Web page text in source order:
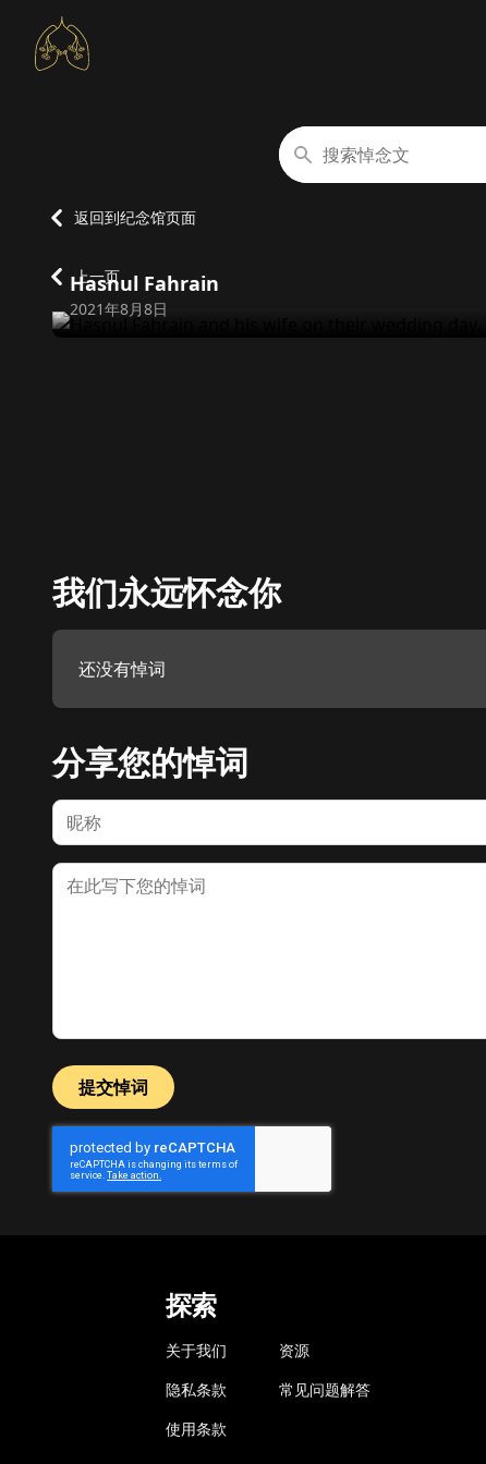
搜索悼念文
返回到纪念馆页面
上一页
Hasnul Fahrain
逝世日期
2021年8月8日
我们永远怀念你
还没有悼词
分享您的悼词
名字
悼词
提交悼词
探索
关于我们
隐私条款
使用条款
资源
常见问题解答